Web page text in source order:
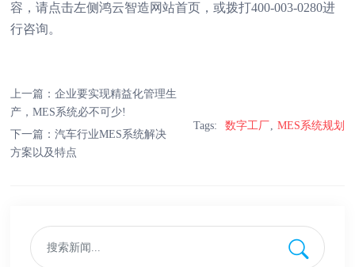
容，请点击左侧鸿云智造网站首页，或拨打400-003-0280进
行咨询。
上一篇：企业要实现精益化管理生
产，MES系统必不可少!
下一篇：汽车行业MES系统解决
方案以及特点
Tags: 数字工厂 MES系统规划